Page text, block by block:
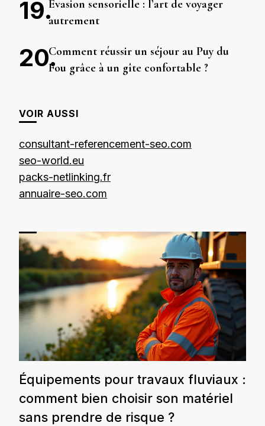
Évasion sensorielle : l’art de voyager
autrement
Comment réussir un séjour au Puy du
Fou grâce à un gîte confortable ?
VOIR AUSSI
consultant-referencement-seo.com
seo-world.eu
packs-netlinking.fr
annuaire-seo.com
Équipements pour travaux fluviaux :
comment bien choisir son matériel
sans prendre de risque ?